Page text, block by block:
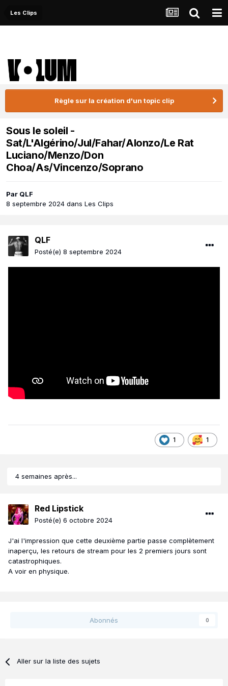
Les Clips
Règle sur la création d'un topic clip
Sous le soleil -
Sat/L'Algérino/Jul/Fahar/Alonzo/Le Rat
Luciano/Menzo/Don
Choa/As/Vincenzo/Soprano
Par QLF
8 septembre 2024 dans Les Clips
QLF
Posté(e) 8 septembre 2024
1 1
4 semaines après...
Red Lipstick
Posté(e) 6 octobre 2024
J'ai l'impression que cette deuxième partie passe complètement
inaperçu, les retours de stream pour les 2 premiers jours sont
catastrophiques.
A voir en physique.
Abonnés 0
Aller sur la liste des sujets